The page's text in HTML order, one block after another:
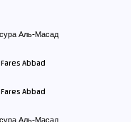
Fares Abbad